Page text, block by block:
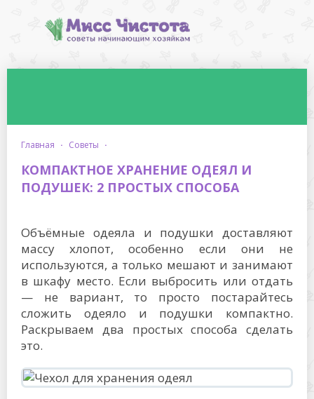
главная · советы ·
КОМПАКТНОЕ ХРАНЕНИЕ ОДЕЯЛ И
ПОДУШЕК: 2 ПРОСТЫХ СПОСОБА
Объёмные одеяла и подушки доставляют
массу хлопот, особенно если они не
используются, а только мешают и занимают
в шкафу место. Если выбросить или отдать
— не вариант, то просто постарайтесь
сложить одеяло и подушки компактно.
Раскрываем два простых способа сделать
это.